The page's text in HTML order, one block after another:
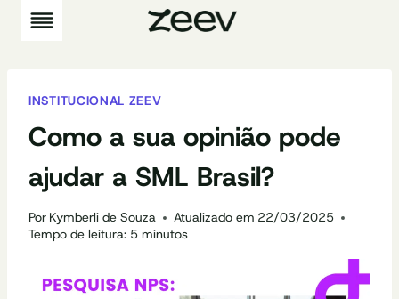
Pular
para
INSTITUCIONAL ZEEV
Como a sua opinião pode
ajudar a SML Brasil?
Por Kymberli de Souza Atualizado em 22/03/2025
Tempo de leitura: 5 minutos